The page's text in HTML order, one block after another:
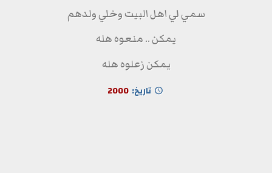
سمي لي اهل البيت وخلي ولدهم
يمكن .. منعوه هله
يمكن زعلوه هله
تاريخ: 2000